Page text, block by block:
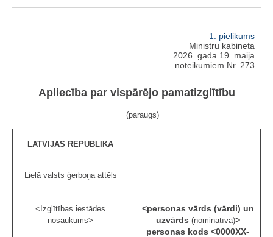
1. pielikums
Ministru kabineta
2026. gada 19. maija
noteikumiem Nr. 273
Apliecība par vispārējo pamatizglītību
(paraugs)
LATVIJAS REPUBLIKA
Lielā valsts ģerboņa attēls
<Izglītības iestādes
nosaukums>
<personas vārds (vārdi) un
uzvārds (nominatīvā)>
personas kods <0000XX-